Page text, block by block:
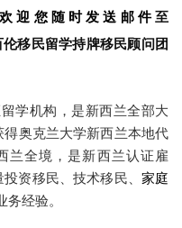
迎您随时发送邮件至
移民留学持牌移民顾问团
学机构，是新西兰全部大
奥克兰大学新西兰本地代
兰全境，是新西兰认证雇
投资移民、技术移民、 家庭
经验。